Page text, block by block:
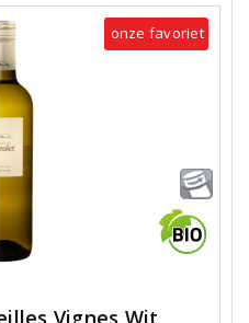
onze favoriet